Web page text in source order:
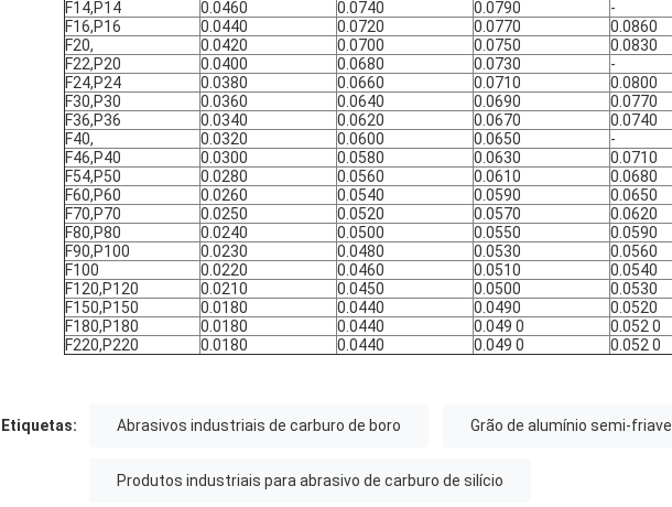
F14,P14
0.0460 0.0740 0.0790
-
F16,P16
0.0440 0.0720 0.0770
0.0860
F20,
0.0420 0.0700 0.0750
0.0830
F22,P20
0.0400 0.0680 0.0730
-
F24,P24
0.0380 0.0660 0.0710
0.0800
F30,P30
0.0360 0.0640 0.0690
0.0770
F36,P36
0.0340 0.0620 0.0670
0.0740
F40,
0.0320 0.0600 0.0650
-
F46,P40
0.0300 0.0580 0.0630
0.0710
F54,P50
0.0280 0.0560 0.0610
0.0680
F60,P60
0.0260 0.0540 0.0590
0.0650
F70,P70
0.0250 0.0520 0.0570
0.0620
F80,P80
0.0240 0.0500 0.0550
0.0590
F90,P100
0.0230 0.0480 0.0530
0.0560
F100
0.0220 0.0460 0.0510
0.0540
F120,P120
0.0210 0.0450 0.0500
0.0530
F150,P150
0.0180 0.0440 0.0490
0.0520
F180,P180
0.0180 0.0440 0.049 0
0.052 0
F220,P220
0.0180 0.0440 0.049 0 0.052 0
Etiquetas: Abrasivos industriais de carburo de boro Grão de alumínio semi-friavel
Produtos industriais para abrasivo de carburo de silício